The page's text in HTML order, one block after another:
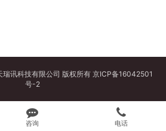
讯科技有限公司 版权所有 京ICP备16042501
号-2
咨询 电话